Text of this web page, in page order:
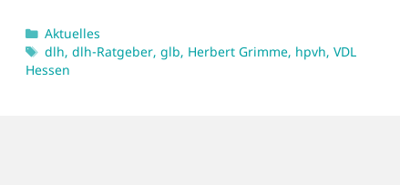
Kategorien
Aktuelles
Schlagwörter
dlh,dlh-Ratgeber,glb, Herbert Grimme, hpvh,VDL
Hessen